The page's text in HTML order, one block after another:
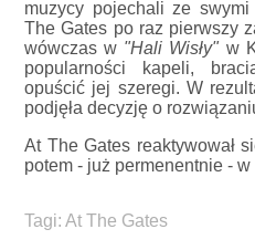
muzycy pojechali ze
The Gates po raz pierwszy
wówczas w "Hali Wisły" w
popularności kapeli,
opuścić jej szeregi. W
podjęła decyzję o
At The Gates reaktywował
potem - już permenentnie - w
Tagi:At The Gates